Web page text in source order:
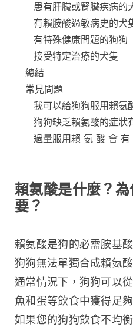
患有肝臟或腎臟疾病的
有賴胺酸過敏病史的犬
有特殊健康問題的狗狗
接受特定治療的犬隻
總結
常見問題
我可以給狗狗服用賴氨
狗狗缺乏賴氨酸的症狀
過量服用賴 氨 酸 會 有
賴氨酸是什麼？
要？
賴氨酸是狗的必需胺基酸
狗狗無法單獨合成賴氨
通常情況下，狗狗可以從
魚和蛋等飲食中獲得足
如果您的狗狗飲食不均衡